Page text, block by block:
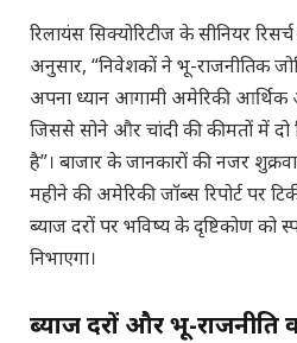
रिलायंस सिक्योरिटीज के सीनियर
अनुसार, “निवेशकों ने भू-राजनीतिक
अपना ध्यान आगामी अमेरिकी आर्थिक
जिससे सोने और चांदी की कीमतों में दो
है”। बाजार के जानकारों की नजर
महीने की अमेरिकी जॉब्स रिपोर्ट पर
ब्याज दरों पर भविष्य के दृष्टिकोण को
निभाएगा।
ब्याज दरों और भू-राजनीति